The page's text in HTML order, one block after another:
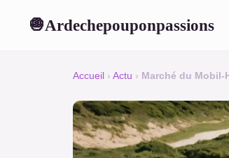
🧅Ardechepouponpassions
Accueil › Actu › Marché du